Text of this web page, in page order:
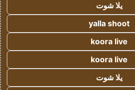
يلا شوت
yalla shoot
koora live
koora live
يلا شوت